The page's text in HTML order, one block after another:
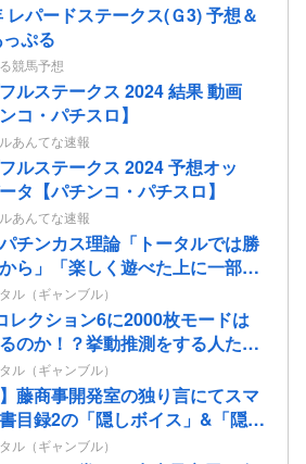
レパードステークス(Ｇ3) 予想＆
ぷる
競馬予想
ルステークス 2024 結果 動画
コ・パチスロ】
あんてな速報
ルステークス 2024 予想オッ
タ【パチンコ・パチスロ】
あんてな速報
チンカス理論「トータルでは勝
ら」「楽しく遊べた上に一部還
むしろ良心的だよね」
ル（ギャンブル）
レクション6に2000枚モードは
のか！？挙動推測をする人たち
ル（ギャンブル）
】藤商事開発室の独り言にてスマ
目録2の「隠しボイス」&「隠し
Real）」解放コマンドが
ル（ギャンブル）